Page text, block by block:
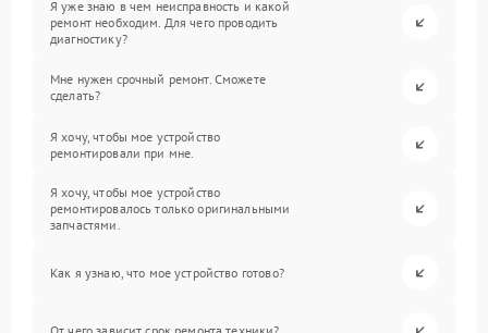
Я уже знаю в чем неисправность и какой
ремонт необходим. Для чего проводить
диагностику?
Мне нужен срочный ремонт. Сможете
сделать?
Я хочу, чтобы мое устройство
ремонтировали при мне.
Я хочу, чтобы мое устройство
ремонтировалось только оригинальными
запчастями.
Как я узнаю, что мое устройство готово?